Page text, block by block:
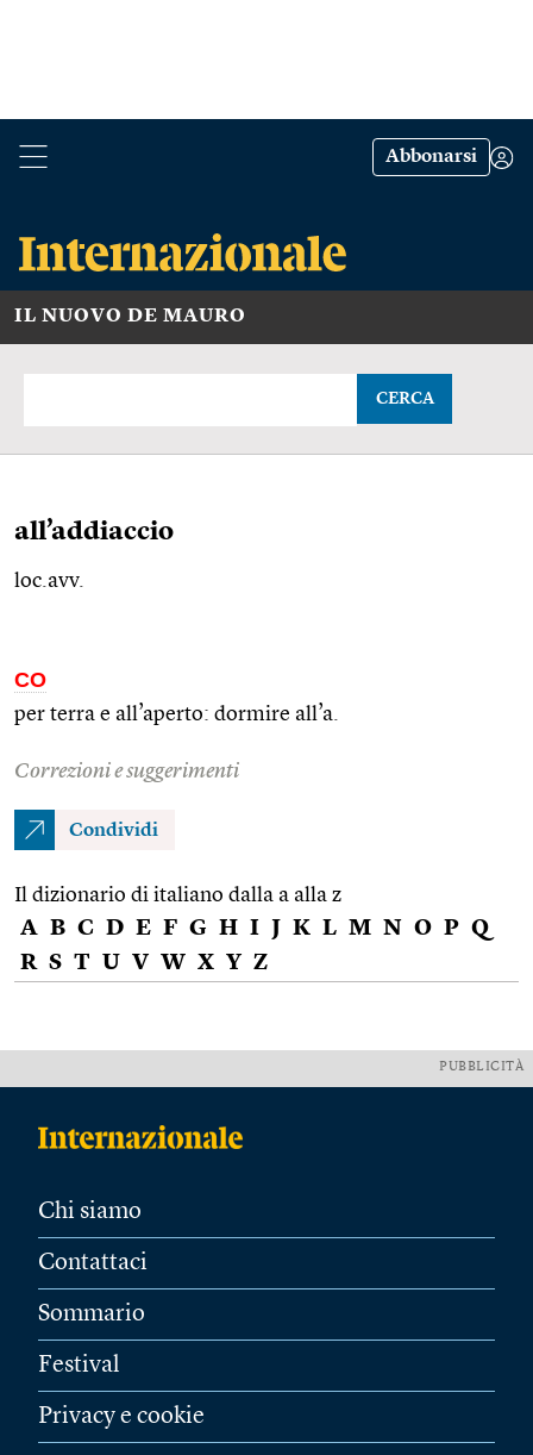
Abbonarsi
IL NUOVO DE MAURO
CERCA
all’addiaccio
loc.avv.
CO
per terra e all’aperto: dormire all’a.
Correzioni e suggerimenti
Condividi
Il dizionario di italiano dalla a alla z
A B C D E F G H I J K L M N O P Q
R S T U V W X Y Z
PUBBLICITÀ
Chi siamo
Contattaci
Sommario
Festival
Privacy e cookie